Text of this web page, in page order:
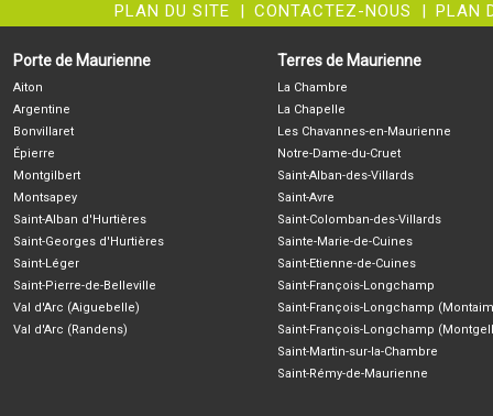
PLAN DU SITE | CONTACTEZ-NOUS | PLAN
Porte de Maurienne
Aiton
Argentine
Bonvillaret
Épierre
Montgilbert
Montsapey
Saint-Alban d'Hurtières
Saint-Georges d'Hurtières
Saint-Léger
Saint-Pierre-de-Belleville
Val d'Arc (Aiguebelle)
Val d'Arc (Randens)
Terres de Maurienne
La Chambre
La Chapelle
Les Chavannes-en-Maurienne
Notre-Dame-du-Cruet
Saint-Alban-des-Villards
Saint-Avre
Saint-Colomban-des-Villards
Sainte-Marie-de-Cuines
Saint-Etienne-de-Cuines
Saint-François-Longchamp
Saint-François-Longchamp
Saint-François-Longchamp
Saint-Martin-sur-la-Chambre
Saint-Rémy-de-Maurienne